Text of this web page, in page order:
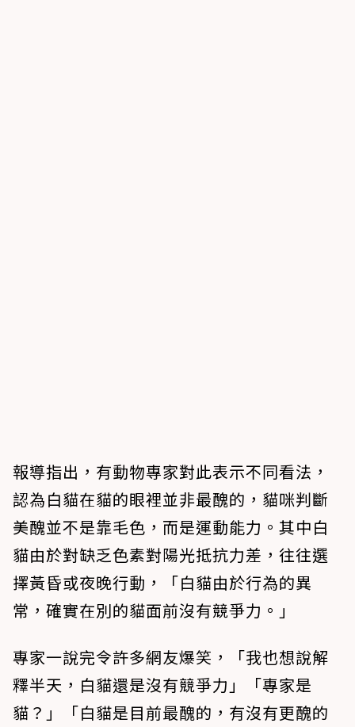
報導指出，有動物專家對此表示不同看法，
認為白貓在貓的眼裡並非最醜的，貓咪判斷
美醜並不是靠毛色，而是運動能力。其中白
貓由於對缺乏色素對陽光抵抗力差，往往選
擇黃昏或夜晚行動，「白貓由於行為的異
常，確實在別的貓面前沒有競爭力。」
專家一說完令許多網友爆笑，「我也想說解
釋半天，白貓還是沒有競爭力」「專家是
貓？」「白貓是目前最醜的，有沒有更醜的